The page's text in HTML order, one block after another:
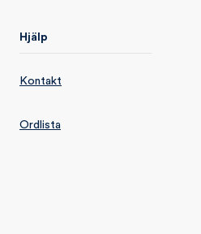
Hjälp
Kontakt
Ordlista